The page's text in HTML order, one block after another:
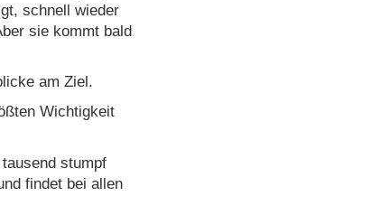
schnell wieder
sie kommt bald
am Ziel.
Wichtigkeit
stumpf
findet bei allen